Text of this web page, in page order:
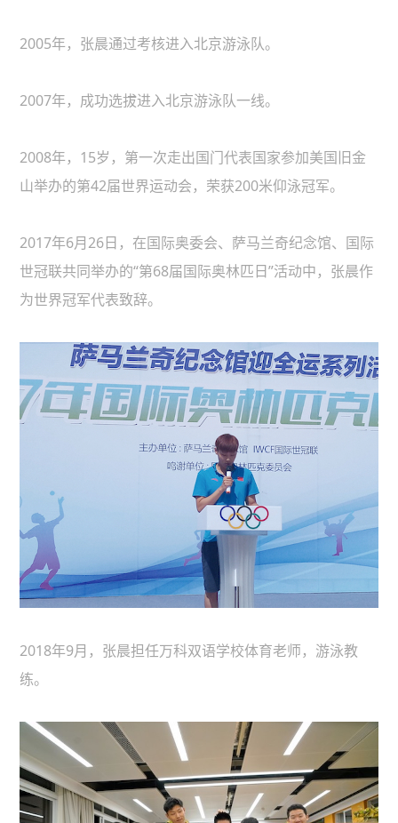
2005年，张晨通过考核进入北京游泳队。
2007年，成功选拔进入北京游泳队一线。
2008年，15岁，第一次走出国门代表国家参加美国旧金
山举办的第42届世界运动会，荣获200米仰泳冠军。
2017年6月26日，在国际奥委会、萨马兰奇纪念馆、国际
世冠联共同举办的“第68届国际奥林匹日”活动中，张晨作
为世界冠军代表致辞。
2018年9月，张晨担任万科双语学校体育老师，游泳教
练。